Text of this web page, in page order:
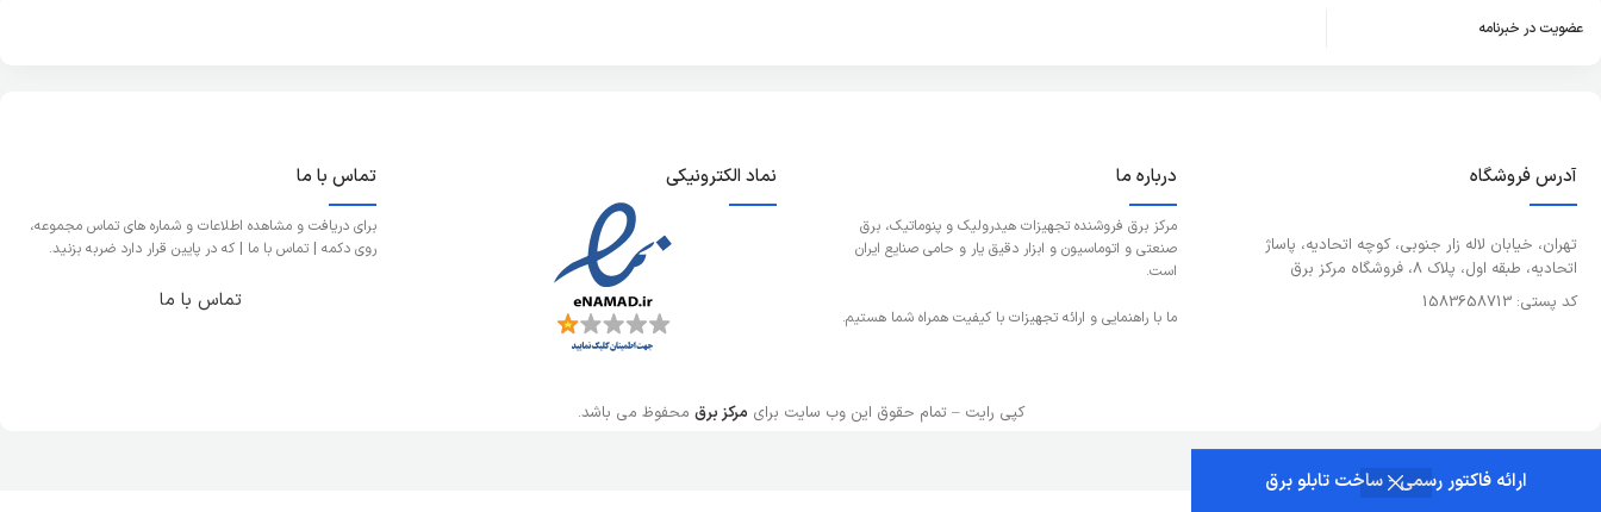
ارائه فاکتور رسمی - ساخت تابلو برق
عضویت در خبرنامه
آدرس فروشگاه
تهران، خیابان لاله زار جنوبی، کوچه اتحادیه، پاساژ
اتحادیه، طبقه اول، پلاک 8، فروشگاه مرکز برق
کد پستی: 1583658713
درباره ما
مرکز برق فروشنده تجهیزات هیدرولیک و پنوماتیک، برق
صنعتی و اتوماسیون و ابزار دقیق یار و حامی صنایع ایران
است.
ما با راهنمایی و ارائه تجهیزات با کیفیت همراه شما هستیم.
نماد الکترونیکی تماس با ما
برای دریافت و مشاهده اطلاعات و شماره های تماس مجموعه،
روی دکمه | تماس با ما | که در پایین قرار دارد ضربه بزنید.
تماس با ما
کپی رایت – تمام حقوق این وب سایت برای مرکز برق محفوظ می باشد.